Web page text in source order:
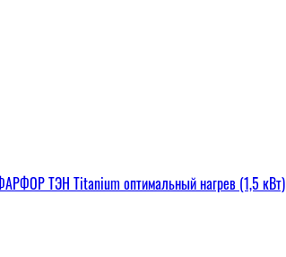
ТЭН Titanium оптимальный нагрев (1,5 кВт)